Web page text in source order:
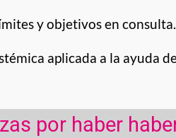
y objetivos en consulta.
aplicada a la ayuda
por haber